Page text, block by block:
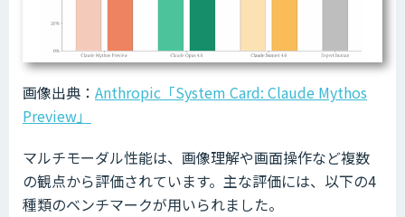
画像出典： Anthropic「System Card: Claude Mythos
Preview」
マルチモーダル性能は、画像理解や画面操作など複数
の観点から評価されています。主な評価には、以下の4
種類のベンチマークが用いられました。